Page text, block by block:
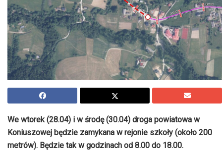
We wtorek (28.04) i w środę (30.04) droga powiatowa w
Koniuszowej będzie zamykana w rejonie szkoły (około 200
metrów). Będzie tak w godzinach od 8.00 do 18.00.